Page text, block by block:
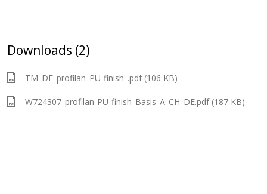
Downloads (2)
TM_DE_profilan_PU-finish_.pdf (106 KB)
W724307_profilan-PU-finish_Basis_A_CH_DE.pdf (187 KB)